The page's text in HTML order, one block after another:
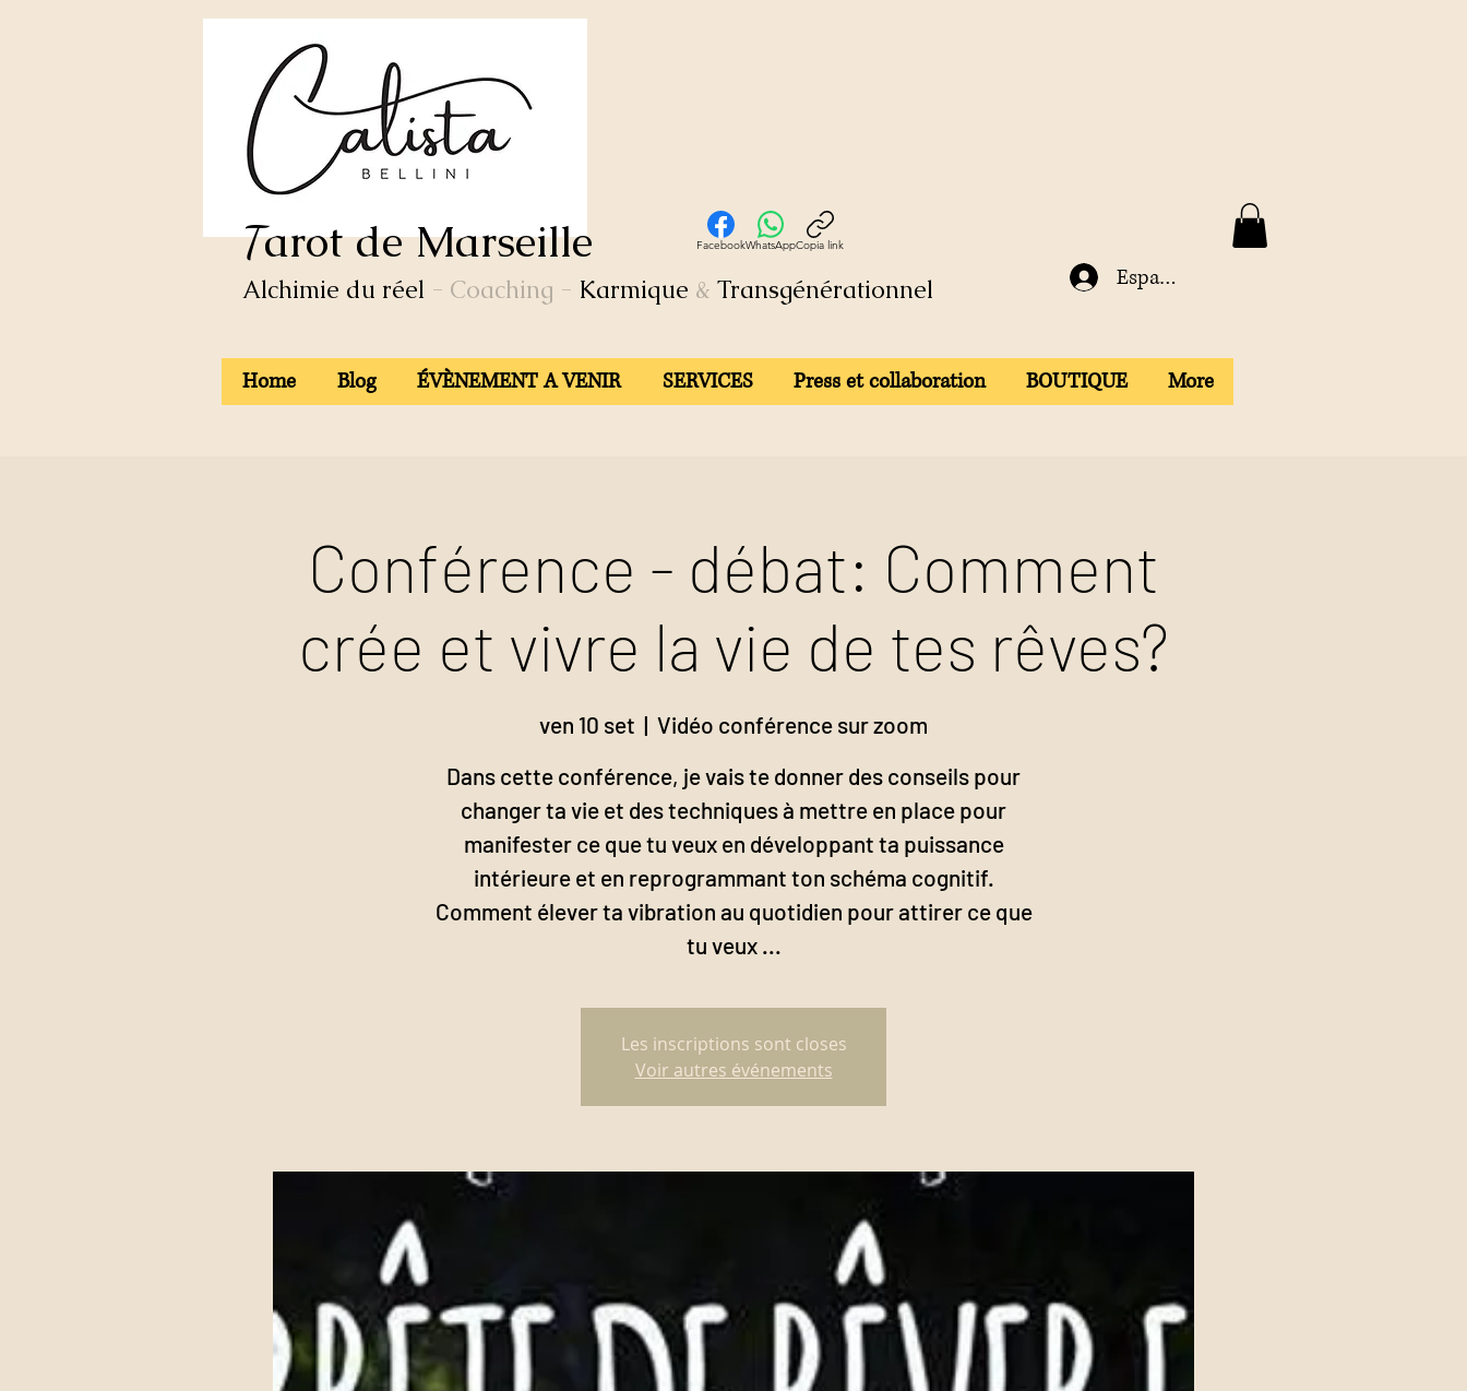
Tarot de Marseille
Alchimie du réel - Coaching - Karmique & Transgénérationnel
FacebookWhatsAppCopia link
Espace membre
Home Blog ÉVÈNEMENT A VENIR SERVICES Press et collaboration BOUTIQUE More
Conférence - débat: Comment
crée et vivre la vie de tes rêves?
ven 10 set
  |
Vidéo conférence sur zoom
Dans cette conférence, je vais te donner des conseils pour
changer ta vie et des techniques à mettre en place pour
manifester ce que tu veux en développant ta puissance
intérieure et en reprogrammant ton schéma cognitif.
Comment élever ta vibration au quotidien pour attirer ce que
tu veux ...
Les inscriptions sont closes
Voir autres événements